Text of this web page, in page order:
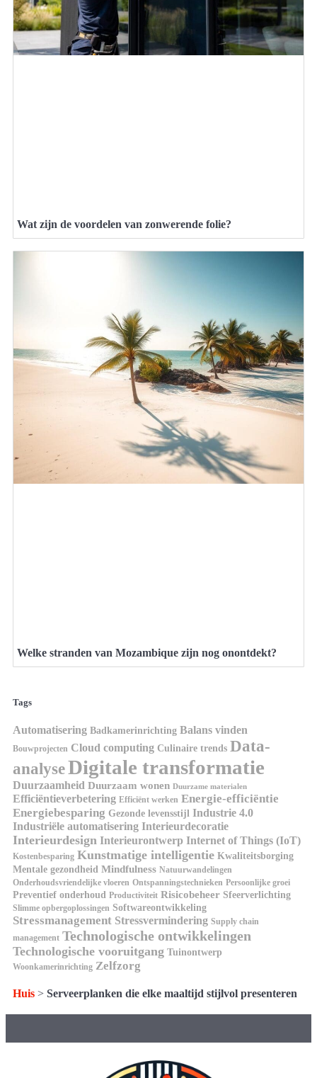
Wat zijn de voordelen van zonwerende folie?
Welke stranden van Mozambique zijn nog onontdekt?
Tags
Automatisering Badkamerinrichting Balans vinden
Bouwprojecten Cloud computing Culinaire trends Data-
analyseDigitale transformatie
Duurzaamheid Duurzaam wonen Duurzame materialen
Efficiëntieverbetering Efficiënt werken Energie-efficiëntie
Energiebesparing Gezonde levensstijl Industrie 4.0
Industriële automatisering Interieurdecoratie
Interieurdesign Interieurontwerp Internet of Things (IoT)
Kostenbesparing Kunstmatige intelligentie Kwaliteitsborging
Mentale gezondheid Mindfulness Natuurwandelingen
Onderhoudsvriendelijke vloeren Ontspanningstechnieken Persoonlijke groei
Preventief onderhoud Productiviteit Risicobeheer Sfeerverlichting
Slimme opbergoplossingen Softwareontwikkeling
Stressmanagement Stressvermindering Supply chain
management Technologische ontwikkelingen
Technologische vooruitgang Tuinontwerp
Woonkamerinrichting Zelfzorg
Huis > Serveerplanken die elke maaltijd stijlvol presenteren